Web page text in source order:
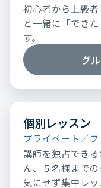
初心者から上級
と一緒に「でき
す。
グ
個別レッスン
プライベート／
講師を独占でき
ん、５名様まで
気にせず集中レッ